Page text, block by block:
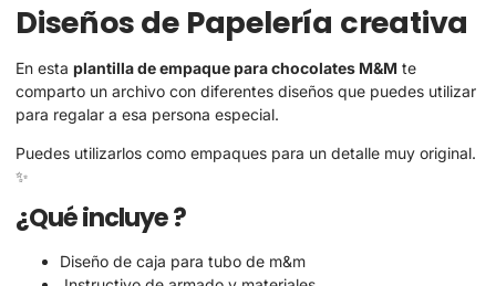
Diseños de Papelería creativa
En esta plantilla de empaque para chocolates M&M te
comparto un archivo con diferentes diseños que puedes utilizar
para regalar a esa persona especial.
Puedes utilizarlos como empaques para un detalle muy original.
✨
¿Qué incluye ?
Diseño de caja para tubo de m&m